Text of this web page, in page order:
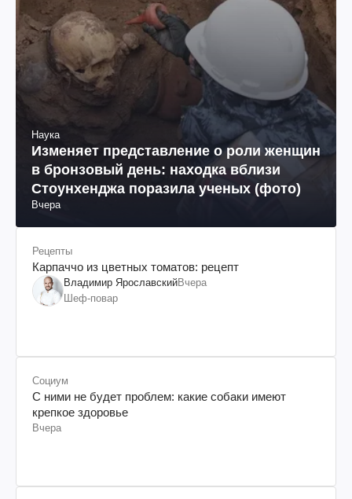
Наука
Изменяет представление о роли женщин
в бронзовый день: находка вблизи
Стоунхенджа поразила ученых (фото)
Вчера
Рецепты
Карпаччо из цветных томатов: рецепт
Владимир ЯрославскийВчера
Шеф-повар
Социум
С ними не будет проблем: какие собаки имеют
крепкое здоровье
Вчера